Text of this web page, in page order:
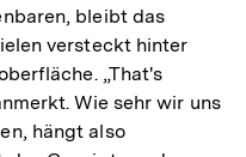
bleibt das
versteckt hinter
„That's
Wie sehr wir uns
hängt also